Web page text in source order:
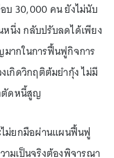
บ 30,000 คน ยังไม่นับ
นึ่ง กลับปรับลดได้เพียง
ากในการฟื้นฟูกิจการ
เกิดวิกฤติต้มยำกุ้ง ไม่มี
ตัดหนี้สูญ
ไม่ยกมือผ่านแผนฟื้นฟู
มเป็นจริงต้องพิจารณา